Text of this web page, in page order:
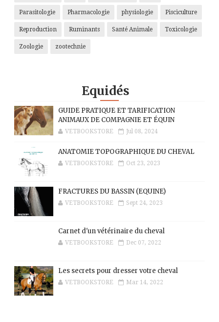
Parasitologie Pharmacologie physiologie Pisciculture
Reproduction Ruminants Santé Animale Toxicologie
Zoologie zootechnie
Equidés
GUIDE PRATIQUE ET TARIFICATION
ANIMAUX DE COMPAGNIE ET ÉQUIN
VETBOOKSTORE Jul 08, 2024
ANATOMIE TOPOGRAPHIQUE DU CHEVAL
VETBOOKSTORE Oct 23, 2023
FRACTURES DU BASSIN (EQUINE)
VETBOOKSTORE Sept 24, 2023
Carnet d'un vétérinaire du cheval
VETBOOKSTORE Dec 07, 2022
Les secrets pour dresser votre cheval
VETBOOKSTORE Mar 14, 2022